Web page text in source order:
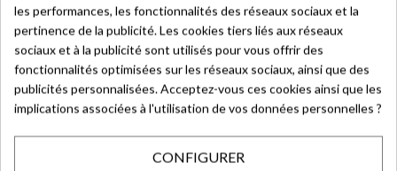
34,5 x 22 x 12 cm
Ref. POL006
Prix
1,70 € HT
En stock
les performances, les fonctionnalités des réseaux sociaux et la
pertinence de la publicité. Les cookies tiers liés aux réseaux
sociaux et à la publicité sont utilisés pour vous offrir des
fonctionnalités optimisées sur les réseaux sociaux, ainsi que des
publicités personnalisées. Acceptez-vous ces cookies ainsi que les
implications associées à l'utilisation de vos données personnelles ?
CONFIGURER